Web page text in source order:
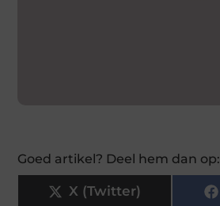
Goed artikel? Deel hem dan op:
X (Twitter)